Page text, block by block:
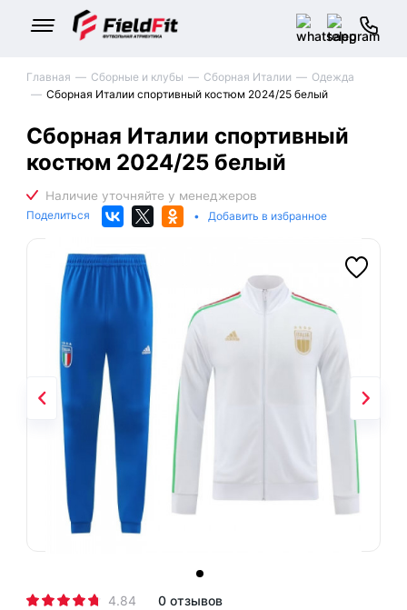
Главная Сборные и клубы Сборная Италии
Одежда
Сборная Италии спортивный костюм 2024/25 белый
Сборная Италии спортивный
костюм 2024/25 белый
Поделиться • Добавить в избранное
4.84
0 отзывов